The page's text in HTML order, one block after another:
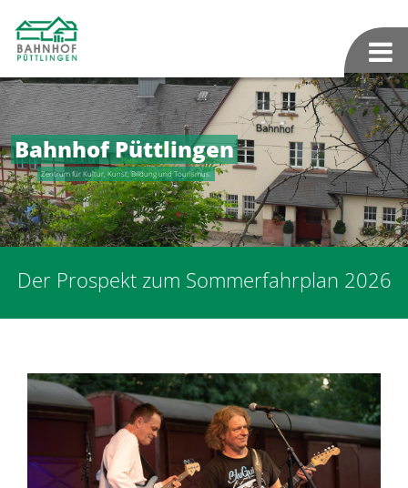
Bahnhof Püttlingen
Zentrum für Kultur, Kunst, Bildung und Tourismus.
Der Prospekt zum Sommerfahrplan 2026